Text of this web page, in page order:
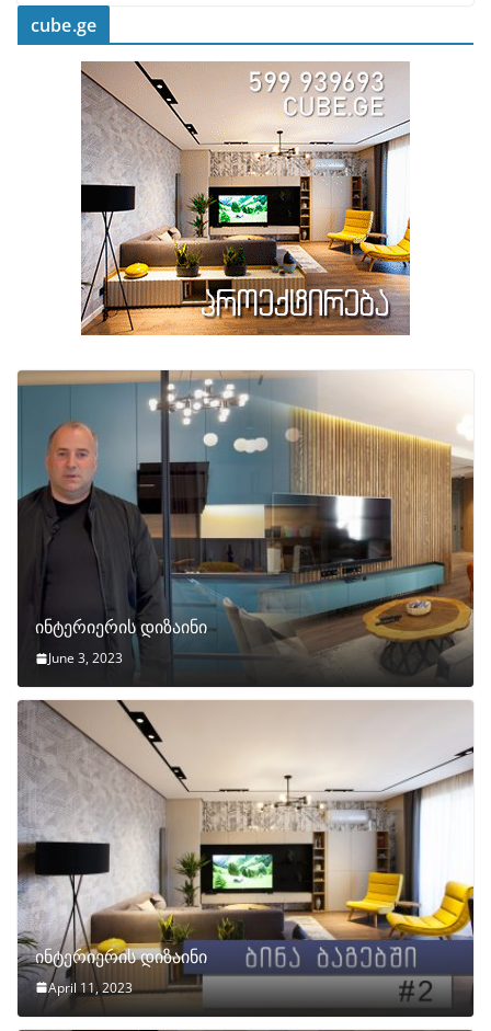
cube.ge
ინტერიერის დიზაინი
June 3, 2023
ინტერიერის დიზაინი
April 11, 2023